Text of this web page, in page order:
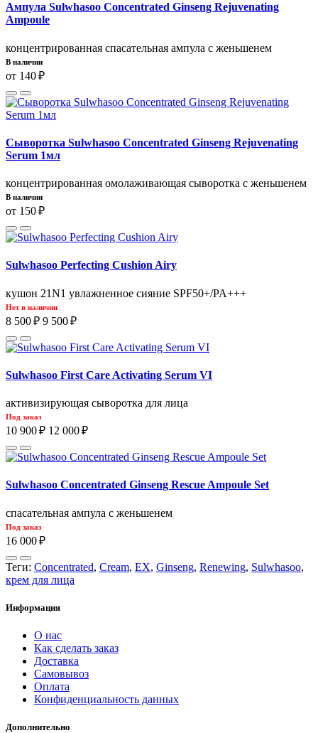
Ампула Sulwhasoo Concentrated Ginseng Rejuvenating
Ampoule
концентрированная спасательная ампула с женьшенем
В наличии
от 140 ₽
Сыворотка Sulwhasoo Concentrated Ginseng Rejuvenating
Serum 1мл
концентрированная омолаживающая сыворотка с женьшенем
В наличии
от 150 ₽
Sulwhasoo Perfecting Cushion Airy
кушон 21N1 увлажненное сияние SPF50+/PA+++
Нет в наличии
8 500 ₽ 9 500 ₽
Sulwhasoo First Care Activating Serum VI
активизирующая сыворотка для лица
Под заказ
10 900 ₽ 12 000 ₽
Sulwhasoo Concentrated Ginseng Rescue Ampoule Set
спасательная ампула с женьшенем
Под заказ
16 000 ₽
Теги: Concentrated, Cream, EX, Ginseng, Renewing, Sulwhasoo,
крем для лица
Информация
О нас
Как сделать заказ
Доставка
Самовывоз
Оплата
Конфиденциальность данных
Дополнительно